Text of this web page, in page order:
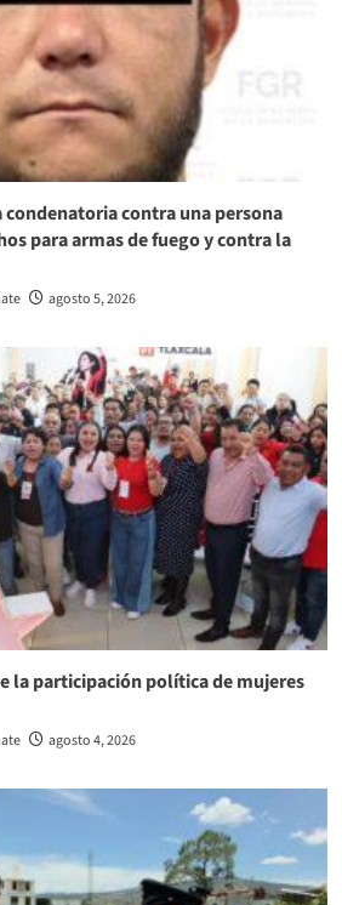
condenatoria contra una persona
para armas de fuego y contra la
agosto 5, 2026
la participación política de mujeres
agosto 4, 2026